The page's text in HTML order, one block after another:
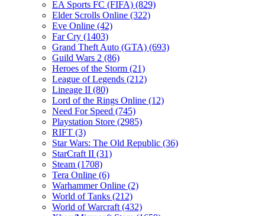
EA Sports FC (FIFA) (829)
Elder Scrolls Online (322)
Eve Online (42)
Far Cry (1403)
Grand Theft Auto (GTA) (693)
Guild Wars 2 (86)
Heroes of the Storm (21)
League of Legends (212)
Lineage II (80)
Lord of the Rings Online (12)
Need For Speed (745)
Playstation Store (2985)
RIFT (3)
Star Wars: The Old Republic (36)
StarCraft II (31)
Steam (1708)
Tera Online (6)
Warhammer Online (2)
World of Tanks (212)
World of Warcraft (432)